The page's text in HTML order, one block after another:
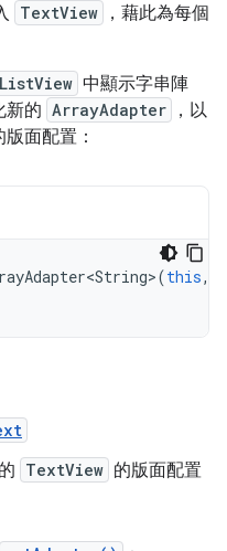
TextView
，藉此為每個
ListView 中顯示字串陣
新的 ArrayAdapter
，以
面配置：
(this,
TextView 的版面配置